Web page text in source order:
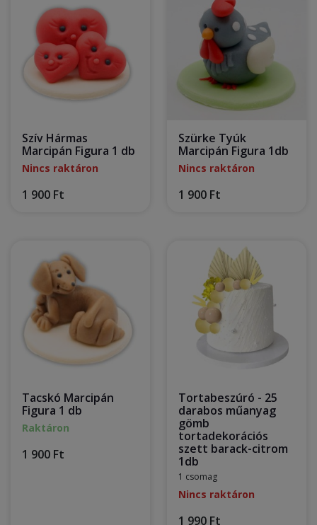
Szív Hármas
Marcipán Figura 1 db
Nincs raktáron
1 900 Ft
Szürke Tyúk
Marcipán Figura 1db
Nincs raktáron
1 900 Ft
Tacskó Marcipán
Figura 1 db
Raktáron
1 900 Ft
Tortabeszúró - 25
darabos műanyag
gömb
tortadekorációs
szett barack-citrom
1db
1 csomag
Nincs raktáron
1 990 Ft